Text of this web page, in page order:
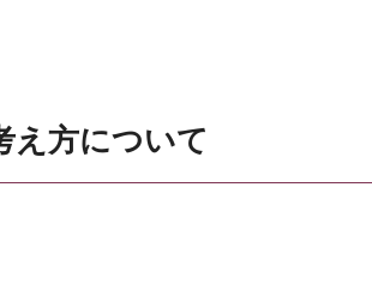
え方について